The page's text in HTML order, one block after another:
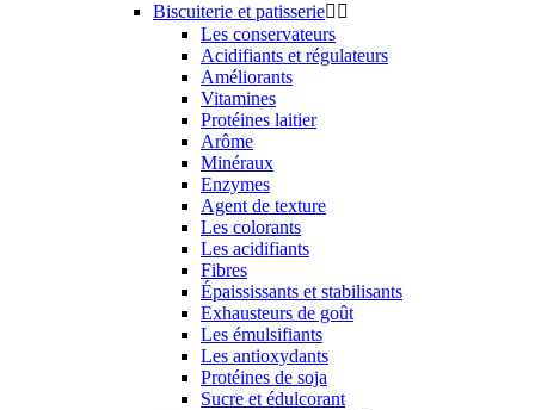
Biscuiterie et patisserie 
Les conservateurs
Acidifiants et régulateurs
Améliorants
Vitamines
Protéines laitier
Arôme
Minéraux
Enzymes
Agent de texture
Les colorants
Les acidifiants
Fibres
Épaississants et stabilisants
Exhausteurs de goût
Les émulsifiants
Les antioxydants
Protéines de soja
Sucre et édulcorant